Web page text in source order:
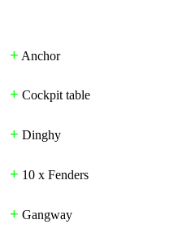
+ Anchor
+ Cockpit table
+ Dinghy
+ 10 x Fenders
+ Gangway